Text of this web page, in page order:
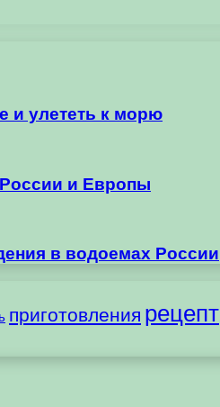
и улететь к морю
и Европы
в водоемах России
приготовления рецепт